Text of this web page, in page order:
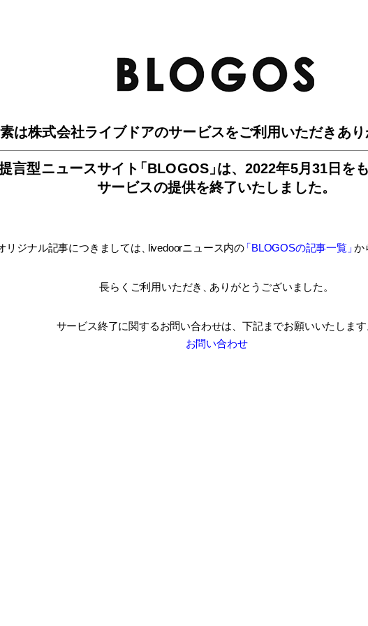
は株式会社ライブドアのサービスをご利用いただきあり
言型ニュースサイ ト「BLOGOS」は、2022年5月31日を
サービスの提供を終了いたしました。
リジナル記事につきましては livedoorニュース内の「BLOGOSの記事一覧」 か
長らくご利用いただき ありがとうございました。
サービス終了に関するお問い合わせは、 下記までお願いいたします
お問い合わせ